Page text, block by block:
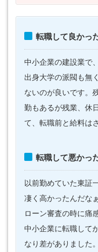
転職して良かっ
中小企業の建設業で
出身大学の派閥も無
ないのが良いです。
勤もあるが残業、休
て、転職前と給料は
転職して悪かっ
以前勤めていた東証
凄く高かったんだな
ローン審査の時に痛
中小企業に転職して
なり差がありました